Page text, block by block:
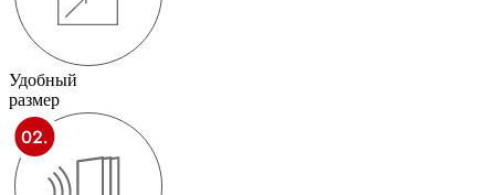
Удобный
размер